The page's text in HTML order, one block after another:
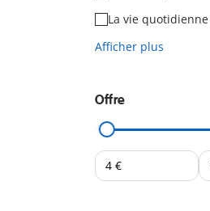
La vie quotidienne
Afficher plus
Offre